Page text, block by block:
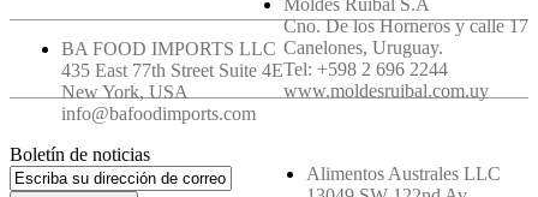
Cno. De los Horneros y calle 17
Canelones, Uruguay.
Tel: +598 2 696 2244
www.moldesruibal.com.uy
BA FOOD IMPORTS LLC
435 East 77th Street Suite 4E
New York, USA
info@bafoodimports.com
Alimentos Australes LLC
Boletín de noticias